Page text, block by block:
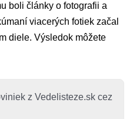
boli články o fotografii a
viacerých fotiek začal
diele. Výsledok môžete
z Vedelisteze.sk cez